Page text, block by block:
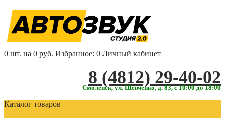
0 шт. на 0 руб. Избранное: 0 Личный кабинет
‎‎8 (4812) 29-40-02
Смоленск, ул. Шевченко, д. 83, с 10:00 до 18:00
Каталог товаров